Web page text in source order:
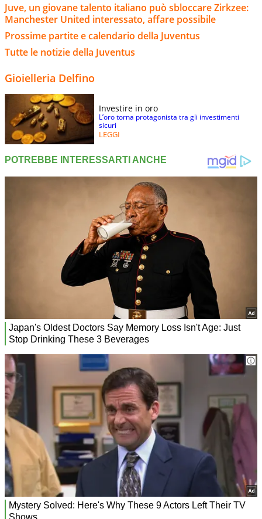
Juve, un giovane talento italiano può sbloccare Zirkzee:
Manchester United interessato, affare possibile
Prossime partite e calendario della Juventus
Tutte le notizie della Juventus
Gioielleria Delfino
Investire in oro
L’oro torna protagonista tra gli investimenti
sicuri
LEGGI